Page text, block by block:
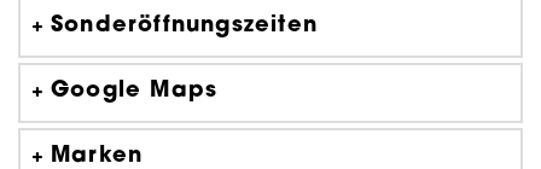
Sonderöffnungszeiten
Google Maps
Marken